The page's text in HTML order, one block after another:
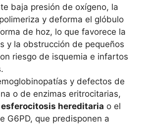
baja presión de oxígeno, la
y deforma el glóbulo
de hoz, lo que favorece la
y la obstrucción de pequeños
riesgo de isquemia e infartos
y defectos de
o de enzimas eritrocitarias,
esferocitosis hereditaria o el
G6PD, que predisponen a